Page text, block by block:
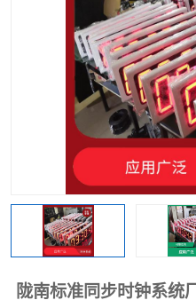
陇南标准同步时钟系统